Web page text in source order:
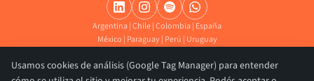
Usamos cookies de análisis (Google Tag Manager) para entender
Argentina | Chile | Colombia | España
México | Paraguay | Perú | Uruguay
+54 9 11 67977094